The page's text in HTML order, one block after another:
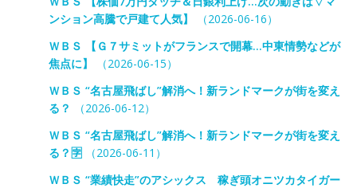
ンション高騰で戸建て人気】
（2026-06-16）
ＷＢＳ 【Ｇ７サミットがフランスで開幕…中東情勢などが
焦点に】
（2026-06-15）
ＷＢＳ “名古屋飛ばし”解消へ！新ランドマークが街を変え
る？
（2026-06-12）
ＷＢＳ “名古屋飛ばし”解消へ！新ランドマークが街を変え
る？🈑（2026-06-11）
ＷＢＳ “業績快走”のアシックス 稼ぎ頭オニツカタイガー